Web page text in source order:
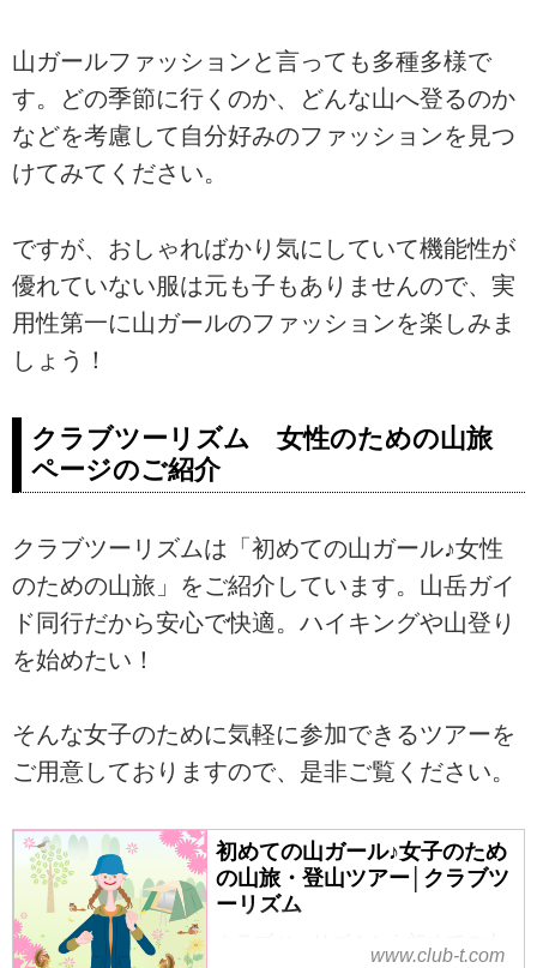
山ガールファッションと言っても多種多様で
す。どの季節に行くのか、どんな山へ登るのか
などを考慮して自分好みのファッションを見つ
けてみてください。
ですが、おしゃればかり気にしていて機能性が
優れていない服は元も子もありませんので、実
用性第一に山ガールのファッションを楽しみま
しょう！
クラブツーリズム 女性のための山旅
ページのご紹介
クラブツーリズムは「初めての山ガール♪女性
のための山旅」をご紹介しています。山岳ガイ
ド同行だから安心で快適。ハイキングや山登り
を始めたい！
そんな女子のために気軽に参加できるツアーを
ご用意しておりますので、是非ご覧ください。
初めての山ガール♪女子のため
の山旅・登山ツアー│クラブツ
ーリズム
www.club-t.com